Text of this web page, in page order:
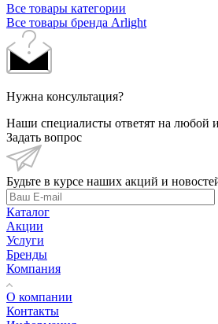
Все товары категории
Все товары бренда Arlight
Нужна консультация?
Наши специалисты ответят на любой
Задать вопрос
Будьте в курсе наших акций и
Каталог
Акции
Услуги
Бренды
Компания
О компании
Контакты